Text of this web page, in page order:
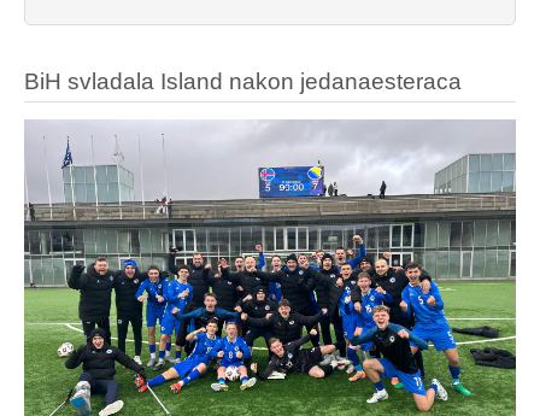
BiH svladala Island nakon jedanaesteraca